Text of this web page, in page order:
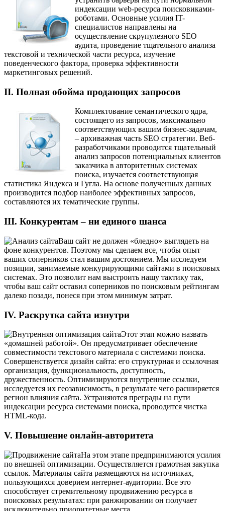
индексации web-ресурса поисковиками-
роботами. Основные усилия IT-
специалистов направлены на
осуществление скрупулезного SEO
аудита, проведение тщательного анализа
текстовой и технической части ресурса, изучение
поведенческого фактора, проверка эффективности
маркетинговых решений.
II. Полная обойма продающих запросов
Комплектование семантического ядра,
состоящего из запросов, максимально
соответствующих вашим бизнес-задачам,
– архиважная часть SEO стратегии. Веб-
разработчиками проводится тщательный
анализ запросов потенциальных клиентов
заказчика в авторитетных системах
поиска, изучается соответствующая
статистика Яндекса и Гугла. На основе полученных данных
производится подбор наиболее эффективных запросов,
составляются их тематические группы.
III. Конкурентам – ни единого шанса
Ваш сайт не должен «бледно» выглядеть на
фоне конкурентов. Поэтому мы сделаем все, чтобы опыт
ваших соперников стал вашим достоянием. Мы исследуем
позиции, занимаемые конкурирующими сайтами в поисковых
системах. Это позволит нам выстроить нашу тактику так,
чтобы ваш сайт оставил соперников по поисковым рейтингам
далеко позади, понеся при этом минимум затрат.
IV. Раскрутка сайта изнутри
Этот этап можно назвать
«домашней работой». Он предусматривает обеспечение
совместимости текстового материала с системами поиска.
Совершенствуется дизайн сайта: его структурная и ссылочная
организация, функциональность, доступность,
дружественность. Оптимизируются внутренние ссылки,
исследуется их геозависимость, в результате чего расширяется
регион влияния сайта. Устраняются преграды на пути
индексации ресурса системами поиска, проводится чистка
HTML-кода.
V. Повышение онлайн-авторитета
На этом этапе предпринимаются усилия
по внешней оптимизации. Осуществляется грамотная закупка
ссылок. Материалы сайта размещаются на источниках,
пользующихся доверием интернет-аудитории. Все это
способствует стремительному продвижению ресурса в
поисковых результатах: при ранжировании он получает
исключительно приоритетные места.